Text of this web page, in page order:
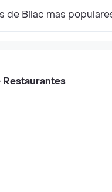
de Bilac mas
Restaurantes